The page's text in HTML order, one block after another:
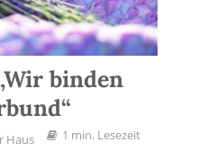
binden
Haus 1 min. Lesezeit